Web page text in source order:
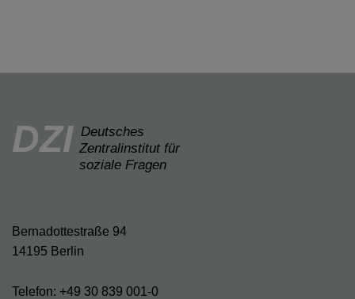
DZI Deutsches
Zentralinstitut für
soziale Fragen
Bernadottestraße 94
14195 Berlin
Telefon: +49 30 839 001-0